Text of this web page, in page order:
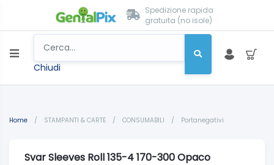
Spedizione rapida
gratuita (no isole)
Chiudi
Home / STAMPANTI & CARTE / CONSUMABILI / Portanegativi
Svar Sleeves Roll 135-4 170-300 Opaco